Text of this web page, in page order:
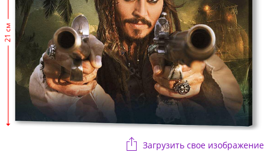
21 см
Загрузить свое изображение